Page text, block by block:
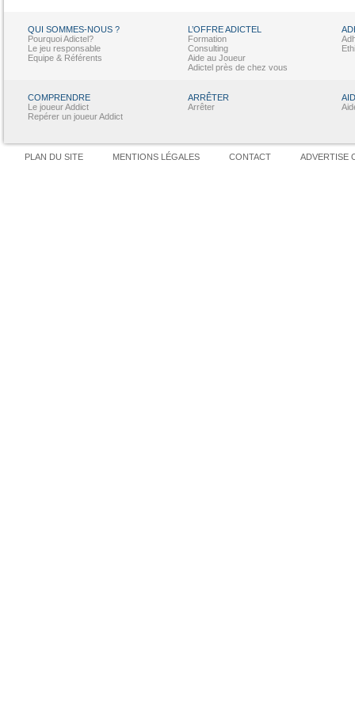
QUI SOMMES-NOUS ?
Pourquoi Adictel?
Le jeu responsable
Equipe & Référents
L’OFFRE ADICTEL
Formation
Consulting
Aide au Joueur
Adictel près de chez vous
COMPRENDRE
Le joueur Addict
Repérer un joueur Addict
ARRÊTER
Arrêter
PLAN DU SITE MENTIONS LÉGALES CONTACT ADVERTISE